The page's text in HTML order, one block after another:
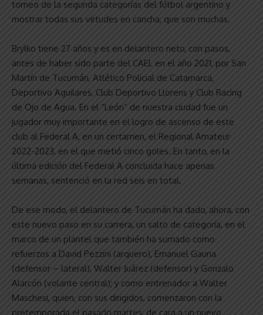
torneo de la segunda categorías del fútbol argentino y
mostrar todas sus virtudes en cancha, que son muchas.
Brylko tiene 27 años y es en delantero neto, con pasos,
antes de haber sido parte del CAEL en el año 2021, por San
Martín de Tucumán, Atlético Policial de Catamarca,
Deportivo Aguilares, Club Deportivo Llorens y Club Racing
de Ojo de Agua. En el “León” de nuestra ciudad fue un
jugador muy importante en el logro de ascenso de este
club al Federal A, en un certamen, el Regional Amateur
2022-2023, en el que metió cinco goles. En tanto, en la
última edición del Federal A concluida hace apenas
semanas, sentenció en la red seis en total.
De ese modo, el delantero de Tucumán ha dado, ahora, con
este nuevo paso en su carrera, un salto de categoría, en el
marco de un plantel que también ha sumado como
refuerzos a David Pezzini (arquero), Emanuel Gauna
(defensor – lateral), Walter Juárez (defensor) y Gonzalo
Alarcón (volante central); y como entrenador a Walter
Maschesi, quien, con sus dirigidos, comenzaron con la
pretemporada el pasado martes, de cara a un nuevo